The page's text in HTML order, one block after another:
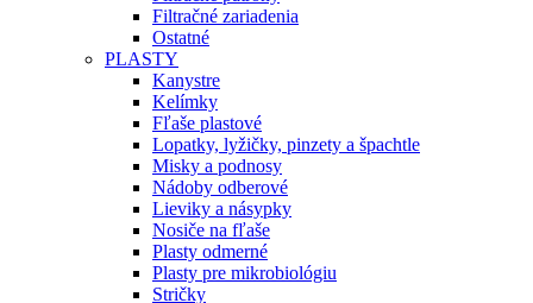
Filtračné zariadenia
Ostatné
PLASTY
Kanystre
Kelímky
Fľaše plastové
Lopatky, lyžičky, pinzety a špachtle
Misky a podnosy
Nádoby odberové
Lieviky a násypky
Nosiče na fľaše
Plasty odmerné
Plasty pre mikrobiológiu
Stričky